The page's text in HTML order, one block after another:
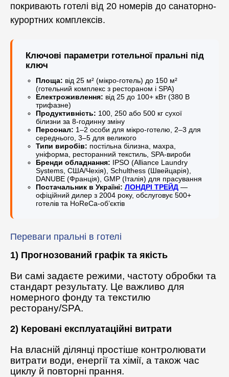
покривають готелі від 20 номерів до санаторно-
курортних комплексів.
Ключові параметри готельної пральні під
ключ
Площа: від 25 м² (мікро-готель) до 150 м²
(готельний комплекс з рестораном і SPA)
Електроживлення: від 25 до 100+ кВт (380 В
трифазне)
Продуктивність: 100, 250 або 500 кг сухої
білизни за 8-годинну зміну
Персонал: 1–2 особи для мікро-готелю, 2–3 для
середнього, 3–5 для великого
Типи виробів: постільна білизна, махра,
уніформа, ресторанний текстиль, SPA-вироби
Бренди обладнання: IPSO (Alliance Laundry
Systems, США/Чехія), Schulthess (Швейцарія),
DANUBE (Франція), GMP (Італія) для прасування
Постачальник в Україні: ЛОНДРІ ТРЕЙД —
офіційний дилер з 2004 року, обслуговує 500+
готелів та HoReCa-об’єктів
Переваги пральні в готелі
1) Прогнозований графік та якість
Ви самі задаєте режими, частоту обробки та
стандарт результату. Це важливо для
номерного фонду та текстилю
ресторану/SPA.
2) Керовані експлуатаційні витрати
На власній ділянці простіше контролювати
витрати води, енергії та хімії, а також час
циклу й повторні прання.